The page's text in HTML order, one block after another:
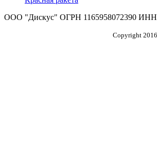
ООО "Дискус" ОГРН 1165958072390 ИНН
Copyright